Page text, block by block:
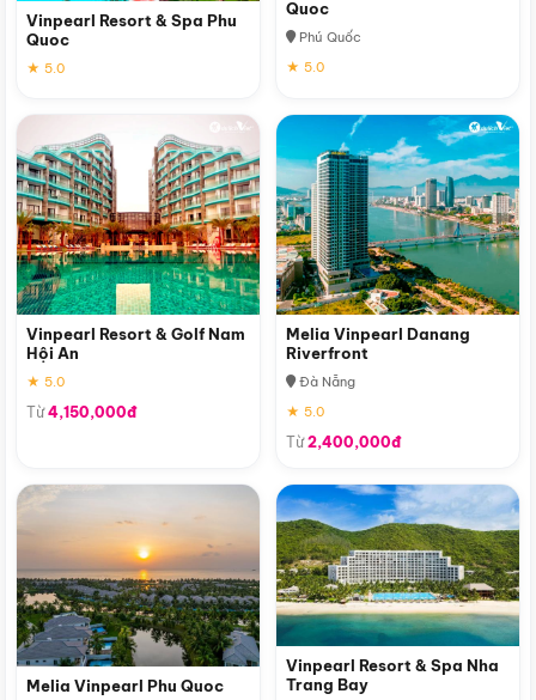
Vinpearl Resort & Spa Phu
Quoc
★ 5.0
Quoc
Phú Quốc
★ 5.0
Vinpearl Resort & Golf Nam
Hội An
★ 5.0
Từ4,150,000đ
Melia Vinpearl Danang
Riverfront
Đà Nẵng
★ 5.0
Từ2,400,000đ
Melia Vinpearl Phu Quoc
Vinpearl Resort & Spa Nha
Trang Bay